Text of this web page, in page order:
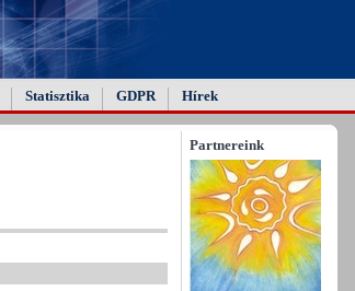
Statisztika GDPR Hírek
Partnereink